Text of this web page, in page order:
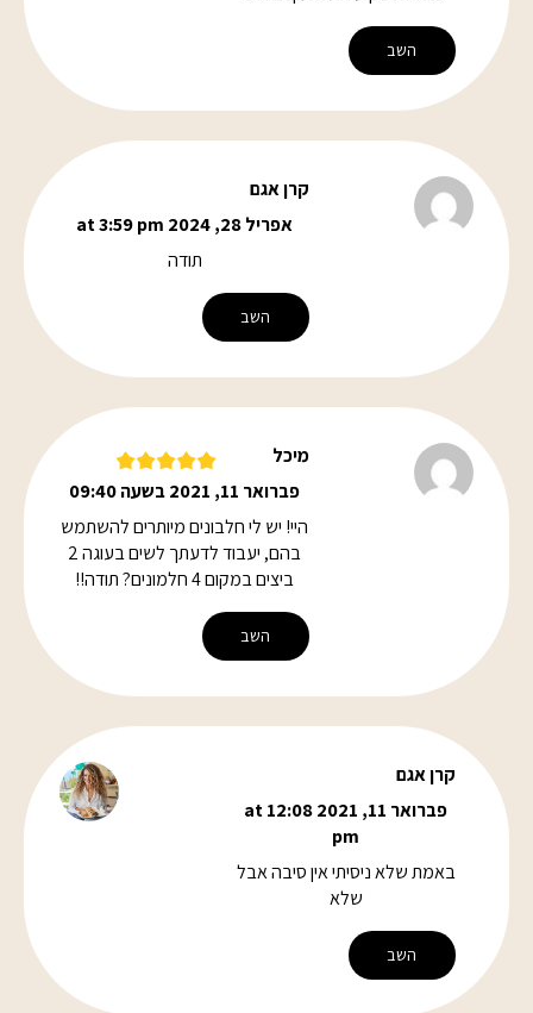
השב
קרן אגם
אפריל 28, 2024 at 3:59 pm
תודה
השב
מיכל
פברואר 11, 2021 בשעה 09:40
היי! יש לי חלבונים מיותרים להשתמש
בהם, יעבוד לדעתך לשים בעוגה 2
ביצים במקום 4 חלמונים? תודה!!
השב
קרן אגם
פברואר 11, 2021 at 12:08
pm
באמת שלא ניסיתי אין סיבה אבל
שלא
השב